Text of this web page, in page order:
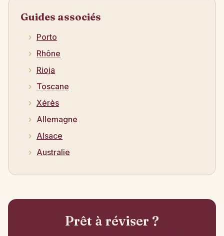
Guides associés
Porto
Rhône
Rioja
Toscane
Xérès
Allemagne
Alsace
Australie
Prêt à réviser ?